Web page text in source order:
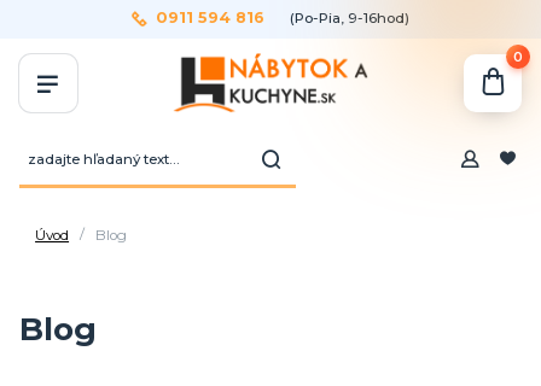
0911 594 816 (Po-Pia, 9-16hod)
0
Úvod Blog
Blog